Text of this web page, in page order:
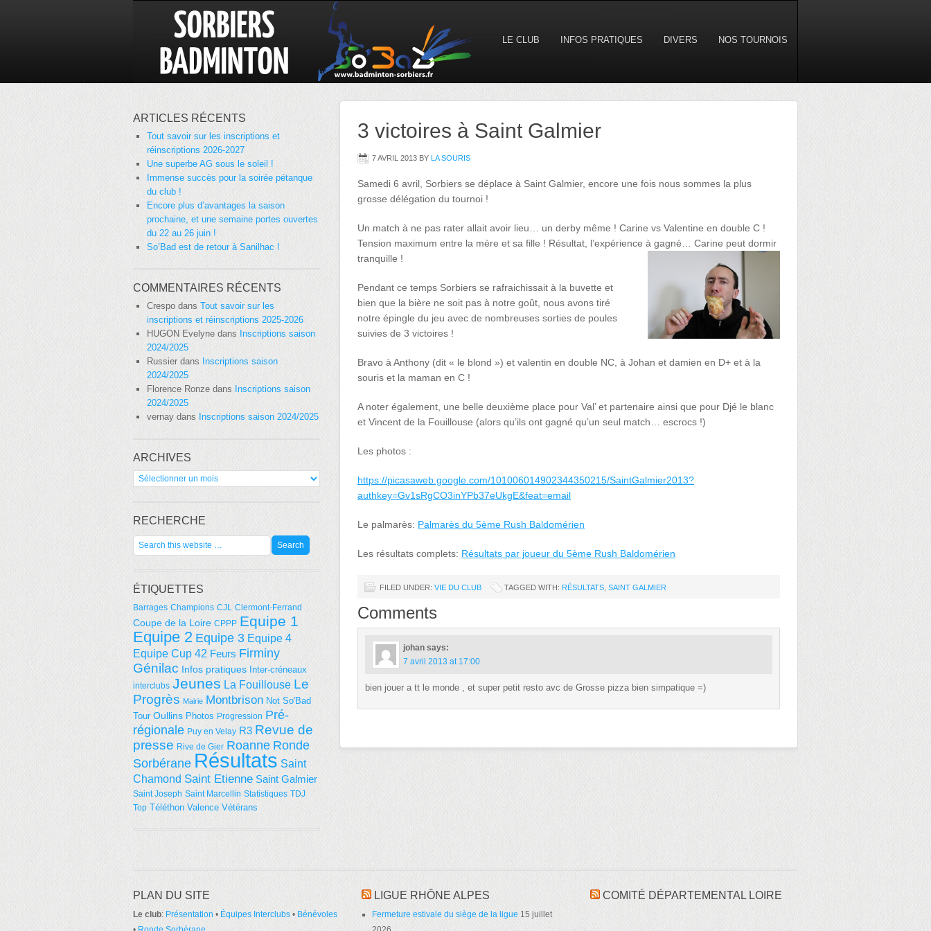
LE CLUB INFOS PRATIQUES DIVERS NOS TOURNOIS
3 victoires à Saint Galmier
7 AVRIL 2013 BY LA SOURIS
Samedi 6 avril, Sorbiers se déplace à Saint Galmier, encore une fois nous sommes la plus
grosse délégation du tournoi !
Un match à ne pas rater allait avoir lieu… un derby même ! Carine vs Valentine en double C !
Tension maximum entre la mère et sa fille ! Résultat, l’expérience à gagné… Carine peut dormir
tranquille !
Pendant ce temps Sorbiers se rafraichissait à la buvette et
bien que la bière ne soit pas à notre goût, nous avons tiré
notre épingle du jeu avec de nombreuses sorties de poules
suivies de 3 victoires !
Bravo à Anthony (dit « le blond ») et valentin en double NC, à Johan et damien en D+ et à la
souris et la maman en C !
A noter également, une belle deuxième place pour Val’ et partenaire ainsi que pour Djé le blanc
et Vincent de la Fouillouse (alors qu’ils ont gagné qu’un seul match… escrocs !)
Les photos :
https://picasaweb.google.com/101006014902344350215/SaintGalmier2013?
authkey=Gv1sRgCO3inYPb37eUkgE&feat=email
Le palmarès: Palmarès du 5ème Rush Baldomérien
Les résultats complets: Résultats par joueur du 5ème Rush Baldomérien
FILED UNDER: VIE DU CLUB TAGGED WITH: RÉSULTATS SAINT GALMIER
Comments
johan says:
7 avril 2013 at 17:00
bien jouer a tt le monde , et super petit resto avc de Grosse pizza bien simpatique =)
ARTICLES RÉCENTS
Tout savoir sur les inscriptions et
réinscriptions 2026-2027
Une superbe AG sous le soleil !
Immense succès pour la soirée pétanque
du club !
Encore plus d’avantages la saison
prochaine, et une semaine portes ouvertes
du 22 au 26 juin !
So’Bad est de retour à Sanilhac !
COMMENTAIRES RÉCENTS
Crespo dans Tout savoir sur les
inscriptions et réinscriptions 2025-2026
HUGON Evelyne dans
Inscriptions saison
2024/2025
Russier dans Inscriptions saison
2024/2025
Florence Ronze dans Inscriptions saison
2024/2025
vernay dans Inscriptions saison 2024/2025
ARCHIVES
Archives
RECHERCHE
ÉTIQUETTES
Barrages Champions CJL Clermont-Ferrand
Coupe de la Loire CPPP Equipe 1
Equipe 2 Equipe 3 Equipe 4
Equipe Cup 42 Feurs Firminy
Génilac Infos pratiques Inter-créneaux
interclubs Jeunes La Fouillouse Le
Progrès Mairie Montbrison Not So'Bad
Tour Oullins Photos Progression Pré-
régionale Puy en Velay R3 Revue de
presse Rive de Gier Roanne Ronde
Sorbérane Résultats Saint
Chamond Saint Etienne Saint Galmier
Saint Joseph Saint Marcellin Statistiques TDJ
Top Téléthon Valence Vétérans
PLAN DU SITE
Le club: Présentation • Équipes Interclubs • Bénévoles
LIGUE RHÔNE ALPES
Fermeture estivale du siège de la ligue 15 juillet
COMITÉ DÉPARTEMENTAL LOIRE